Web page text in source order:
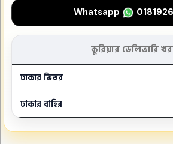
Whatsapp
কুরিয়ার ডেলিভারি
ঢাকার ভিতর
ঢাকার বাহির